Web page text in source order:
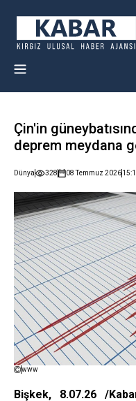
Çin'in
deprem meydana
Dünya 328 08 Temmuz 2026
www
Bişkek, 8.07.26 /